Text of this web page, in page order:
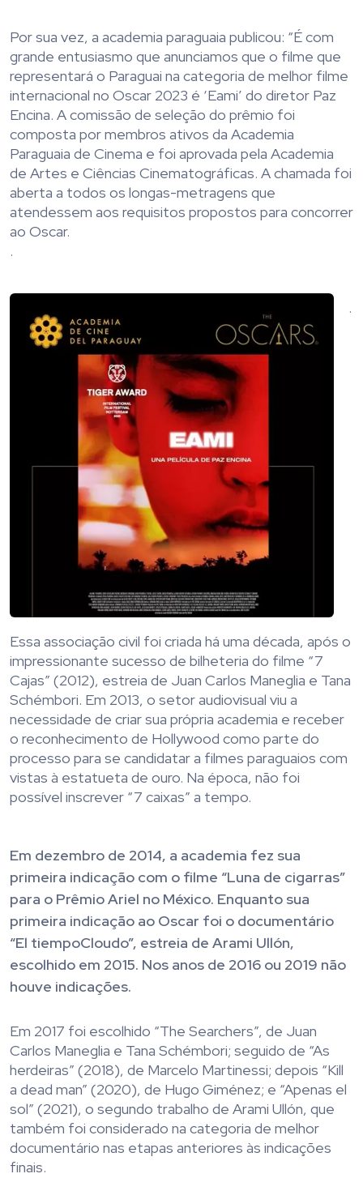
Por sua vez, a academia paraguaia publicou: “É com
grande entusiasmo que anunciamos que o filme que
representará o Paraguai na categoria de melhor filme
internacional no Oscar 2023 é ‘Eami’ do diretor Paz
Encina. A comissão de seleção do prêmio foi
composta por membros ativos da Academia
Paraguaia de Cinema e foi aprovada pela Academia
de Artes e Ciências Cinematográficas. A chamada foi
aberta a todos os longas-metragens que
atendessem aos requisitos propostos para concorrer
ao Oscar.
.
.
Essa associação civil foi criada há uma década, após o
impressionante sucesso de bilheteria do filme “7
Cajas” (2012), estreia de Juan Carlos Maneglia e Tana
Schémbori. Em 2013, o setor audiovisual viu a
necessidade de criar sua própria academia e receber
o reconhecimento de Hollywood como parte do
processo para se candidatar a filmes paraguaios com
vistas à estatueta de ouro. Na época, não foi
possível inscrever “7 caixas” a tempo.
Em dezembro de 2014, a academia fez sua
primeira indicação com o filme “Luna de cigarras”
para o Prêmio Ariel no México. Enquanto sua
primeira indicação ao Oscar foi o documentário
“El tiempoCloudo”, estreia de Arami Ullón,
escolhido em 2015. Nos anos de 2016 ou 2019 não
houve indicações.
Em 2017 foi escolhido “The Searchers”, de Juan
Carlos Maneglia e Tana Schémbori; seguido de “As
herdeiras” (2018), de Marcelo Martinessi; depois “Kill
a dead man” (2020), de Hugo Giménez; e “Apenas el
sol” (2021), o segundo trabalho de Arami Ullón, que
também foi considerado na categoria de melhor
documentário nas etapas anteriores às indicações
finais.